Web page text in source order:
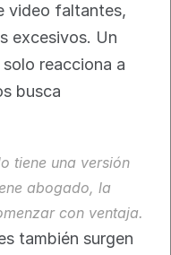
video faltantes,
excesivos. Un
reacciona a
busca
tiene una versión
abogado, la
con ventaja.
también surgen